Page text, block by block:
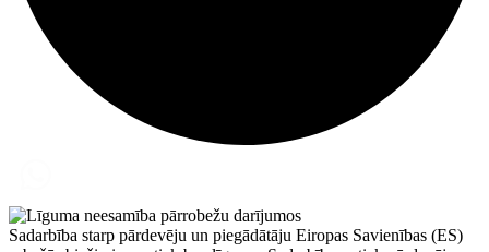
Sadarbība starp pārdevēju un piegādātāju Eiropas Savienības (ES)